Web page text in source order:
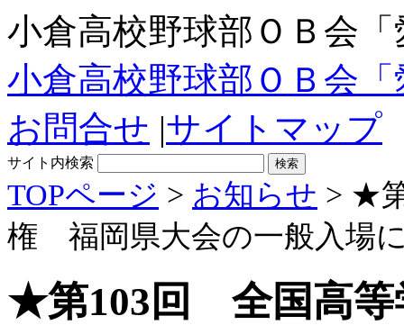
小倉高校野球部ＯＢ会
小倉高校野球部ＯＢ会
お問合せ |サイトマップ
サイト内検索
TOPページ > お知らせ > ★
権 福岡県大会の一般入場
★第103回 全国高等